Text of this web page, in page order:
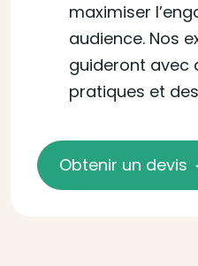
maximiser
audience. Nos
guideront avec
pratiques et
Obtenir un devis